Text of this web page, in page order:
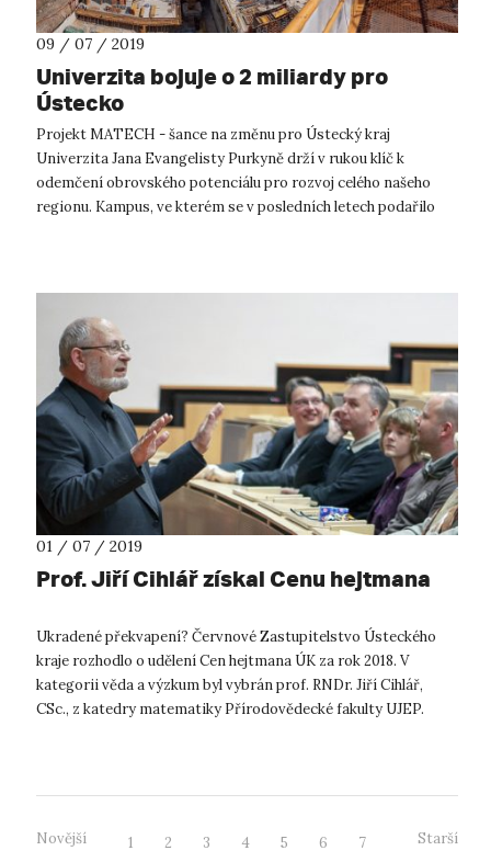
09 / 07 / 2019
Univerzita bojuje o 2 miliardy pro
Ústecko
Projekt MATECH - šance na změnu pro Ústecký kraj
Univerzita Jana Evangelisty Purkyně drží v rukou klíč k
odemčení obrovského potenciálu pro rozvoj celého našeho
regionu. Kampus, ve kterém se v posledních letech podařilo
01 / 07 / 2019
Prof. Jiří Cihlář získal Cenu hejtmana
Ukradené překvapení? Červnové Zastupitelstvo Ústeckého
kraje rozhodlo o udělení Cen hejtmana ÚK za rok 2018. V
kategorii věda a výzkum byl vybrán prof. RNDr. Jiří Cihlář,
CSc., z katedry matematiky Přírodovědecké fakulty UJEP.
Novější 1 2 3 4 5 6 7 Starší